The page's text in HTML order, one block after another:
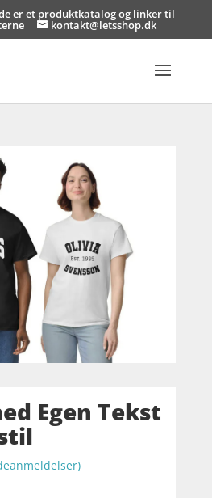
er et produktkatalog og linker til
kontakt@letsshop.dk
Egen Tekst